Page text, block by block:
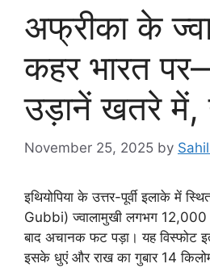
अफ्रीका के
कहर भारत
उड़ानें खतरे में,
November 25, 2025 by
इथियोपिया के उत्तर-पूर्वी इलाके में
Gubbi) ज्वालामुखी लगभग
बाद अचानक फट पड़ा। यह विस्फोट
इसके धुएं और राख का गुबार 14